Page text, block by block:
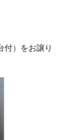
付）をお譲り